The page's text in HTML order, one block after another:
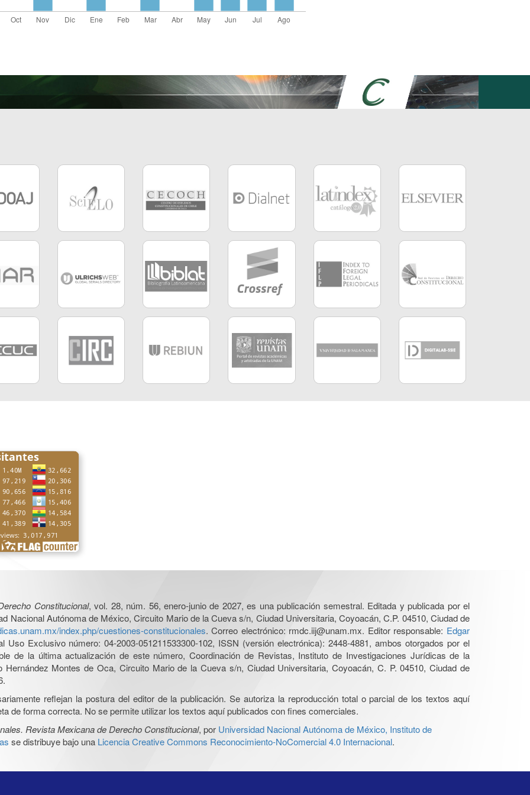
Constitucional, vol. 28, núm. 56, enero-junio de 2027, es una publicación semestral. Editada y publicada por el
Nacional Autónoma de México, Circuito Mario de la Cueva s/n, Ciudad Universitaria, Coyoacán, C.P. 04510, Ciudad de
index.php/cuestiones-constitucionales. Correo electrónico: rmdc.iij@unam.mx. Editor responsable: Edgar
Exclusivo número: 04-2003-051211533300-102, ISSN (versión electrónica): 2448-4881, ambos otorgados por el
de la última actualización de este número, Coordinación de Revistas, Instituto de Investigaciones Jurídicas de la
Montes de Oca, Circuito Mario de la Cueva s/n, Ciudad Universitaria, Coyoacán, C. P. 04510, Ciudad de
reflejan la postura del editor de la publicación. Se autoriza la reproducción total o parcial de los textos aquí
de forma correcta. No se permite utilizar los textos aquí publicados con fines comerciales.
Revista Mexicana de Derecho Constitucional, por Universidad Nacional Autónoma de México, Instituto de
se distribuye bajo una Licencia Creative Commons Reconocimiento-NoComercial 4.0 Internacional.